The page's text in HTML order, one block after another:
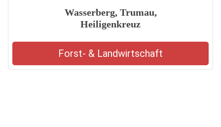
Wasserberg, Trumau,
Heiligenkreuz
Forst- & Landwirtschaft